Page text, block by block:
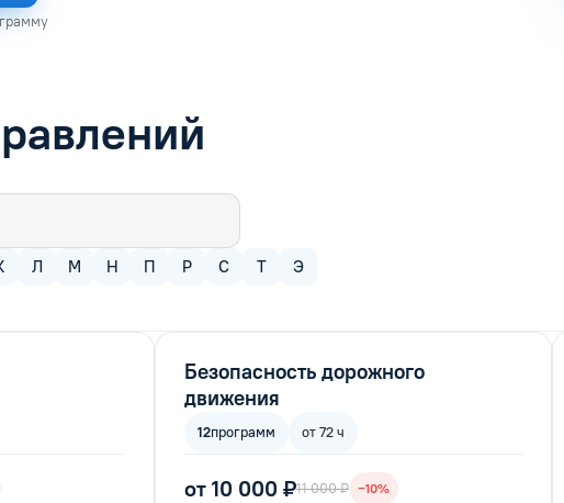
Л М Н П Р С Т
Э
Безопасность дорожного
движения
12программ от 72 ч
от 10 000 ₽11 000 ₽ −10%